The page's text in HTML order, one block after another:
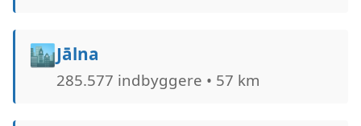
🏙️Jālna
285.577 indbyggere • 57 km